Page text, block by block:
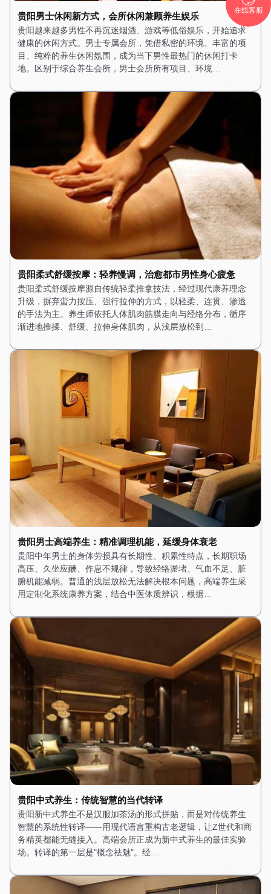
在线客服
贵阳男士休闲新方式，会所休闲兼顾养生娱乐
贵阳越来越多男性不再沉迷烟酒、游戏等低俗娱乐，开始追求
健康的休闲方式。男士专属会所，凭借私密的环境、丰富的项
目、纯粹的养生休闲氛围，成为当下男性最热门的休闲打卡
地。区别于综合养生会所，男士会所所有项目、环境…
贵阳柔式舒缓按摩：轻养慢调，治愈都市男性身心疲惫
贵阳柔式舒缓按摩源自传统轻柔推拿技法，经过现代康养理念
升级，摒弃蛮力按压、强行拉伸的方式，以轻柔、连贯、渗透
的手法为主。养生师依托人体肌肉筋膜走向与经络分布，循序
渐进地推揉、舒缓、拉伸身体肌肉，从浅层放松到…
贵阳男士高端养生：精准调理机能，延缓身体衰老
贵阳中年男士的身体劳损具有长期性、积累性特点，长期职场
高压、久坐应酬、作息不规律，导致经络淤堵、气血不足、脏
腑机能减弱。普通的浅层放松无法解决根本问题，高端养生采
用定制化系统康养方案，结合中医体质辨识，根据…
贵阳中式养生：传统智慧的当代转译
贵阳新中式养生不是汉服加茶汤的形式拼贴，而是对传统养生
智慧的系统性转译——用现代语言重构古老逻辑，让Z世代和商
务精英都能无缝接入。高端会所正成为新中式养生的最佳实验
场。转译的第一层是"概念祛魅"。经…